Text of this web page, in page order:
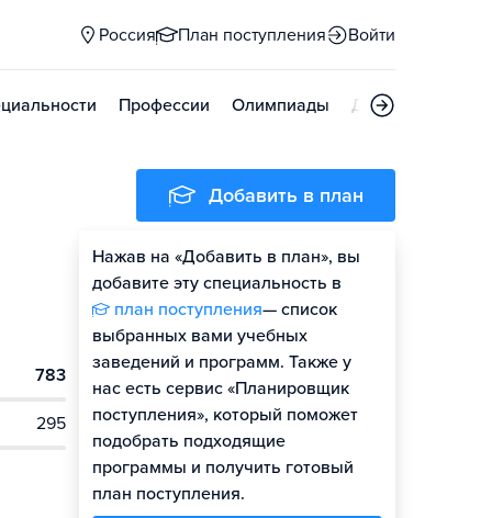
Россия План поступления Войти
Профессии Олимпиады Дни открытых
783
295
Добавить в план
Нажав на «Добавить в план», вы
добавите эту специальность в
план поступления— список
выбранных вами учебных
заведений и программ. Также у
нас есть сервис «Планировщик
поступления», который поможет
подобрать подходящие
программы и получить готовый
план поступления.